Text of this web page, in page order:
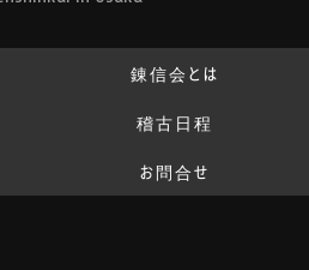
錬信会とは
稽古日程
お問合せ